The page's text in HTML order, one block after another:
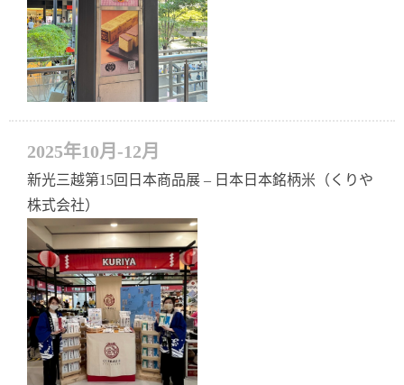
2025年10月-12月
新光三越第15回日本商品展 – 日本日本銘柄米（くりや
株式会社）